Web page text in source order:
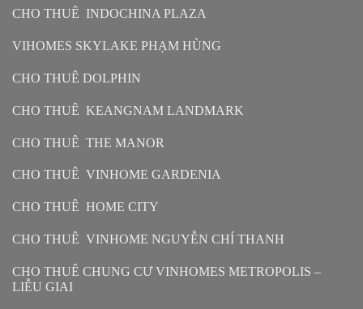
CHO THUÊ INDOCHINA PLAZA
VIHOMES SKYLAKE PHẠM HÙNG
CHO THUÊ DOLPHIN
CHO THUÊ KEANGNAM LANDMARK
CHO THUÊ THE MANOR
CHO THUÊ VINHOME GARDENIA
CHO THUÊ HOME CITY
CHO THUÊ VINHOME NGUYỄN CHÍ THANH
CHO THUÊ CHUNG CƯ VINHOMES METROPOLIS –
LIỄU GIAI